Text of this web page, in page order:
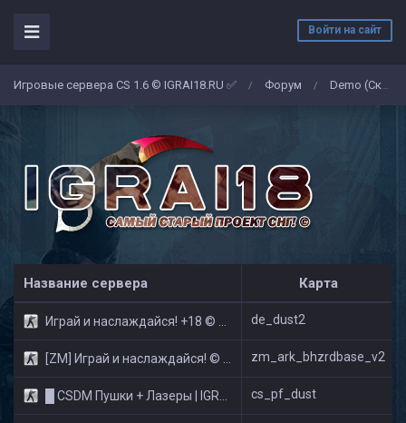
Войти на сайт
Игровые сервера CS 1.6 © IGRAI18.RU ✅ / Форум / Demo (Скриншоты)
Название сервера Карта
Играй и наслаждайся! +18 © Public de_dust2
[ZM] Играй и наслаждайся! © Zombie Show zm_ark_bhzrdbase_v2
█ CSDM Пушки + Лазеры | IGRAI18.RU ツ █ cs_pf_dust